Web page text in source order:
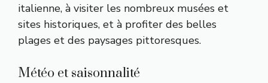
italienne, à visiter les nombreux musées et
sites historiques, et à profiter des belles
plages et des paysages pittoresques.
Météo et saisonnalité